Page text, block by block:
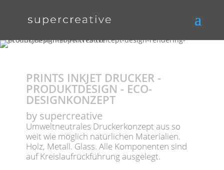
PRINTS INKJET DRUCKER -
PRODUKTDESIGN - ECO-
DESIGNKONZEPT
by supercreative
Umweltneutrales Druckerkonzept aus so
weit wie möglich natürlichen Materialien.
Holz, Metall. Glass. Alle Komponenten sind
auf Kreislaufrückführung ausgelegt.